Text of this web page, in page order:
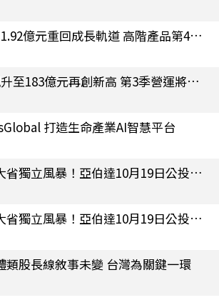
三集瑞營收／7月1.92億元重回成長軌道 高階產品第4季起可望逐步放量
威剛營收／7月飆升至183億元再創新高 第3季營運將續攀高峰
打造生命產業AI智慧平台
她掀加拿大油氣大省獨立風暴！亞伯達10月19日公投決定下一步
她掀加拿大油氣大省獨立風暴！亞伯達10月19日公投決定下一步
類股長線敘事未變 台灣為關鍵一環